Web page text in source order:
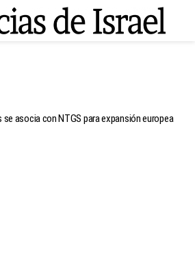
se asocia con NTGS para expansión europea